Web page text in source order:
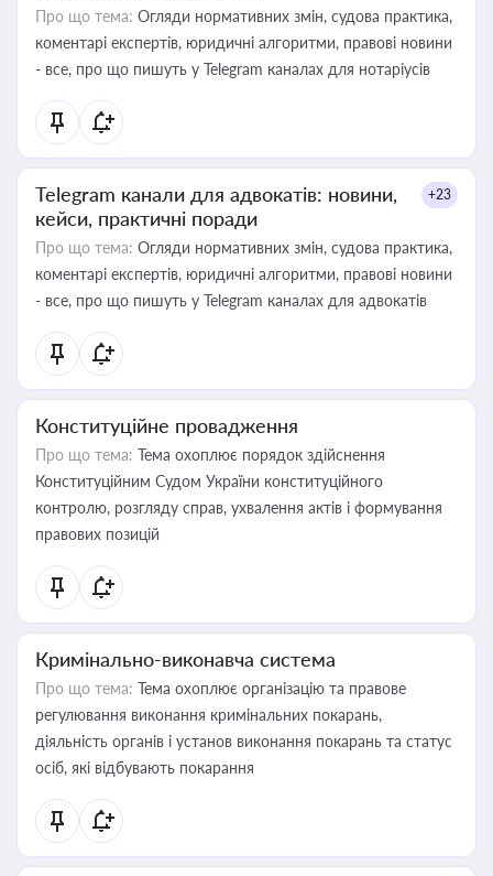
Про що тема: Огляди нормативних змін, судова практика,
коментарі експертів, юридичні алгоритми, правові новини
- все, про що пишуть у Telegram каналах для нотаріусів
Telegram канали для адвокатів: новини,
кейси, практичні поради
+23
Про що тема: Огляди нормативних змін, судова практика,
коментарі експертів, юридичні алгоритми, правові новини
- все, про що пишуть у Telegram каналах для адвокатів
Конституційне провадження
Про що тема: Тема охоплює порядок здійснення
Конституційним Судом України конституційного
контролю, розгляду справ, ухвалення актів і формування
правових позицій
Кримінально-виконавча система
Про що тема: Тема охоплює організацію та правове
регулювання виконання кримінальних покарань,
діяльність органів і установ виконання покарань та статус
осіб, які відбувають покарання